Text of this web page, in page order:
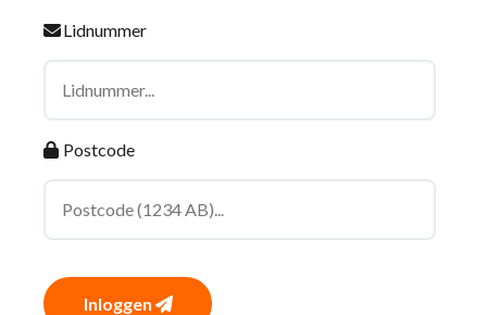
Lidnummer
Postcode
Inloggen